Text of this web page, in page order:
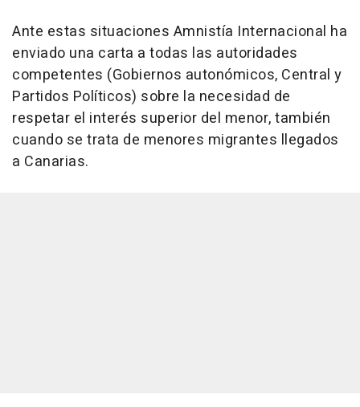
Ante estas situaciones Amnistía Internacional ha
enviado una carta a todas las autoridades
competentes (Gobiernos autonómicos, Central y
Partidos Políticos) sobre la necesidad de
respetar el interés superior del menor, también
cuando se trata de menores migrantes llegados
a Canarias.